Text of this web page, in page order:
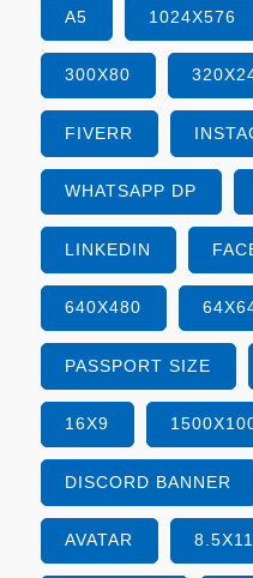
A5 1024X576
300X80
FIVERR
WHATSAPP DP
LINKEDIN
640X480
PASSPORT SIZE
16X9
DISCORD BANNER
AVATAR 8.5X11